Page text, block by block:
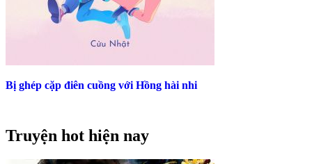
Bị ghép cặp điên cuồng với Hồng hài nhi
Truyện hot hiện nay